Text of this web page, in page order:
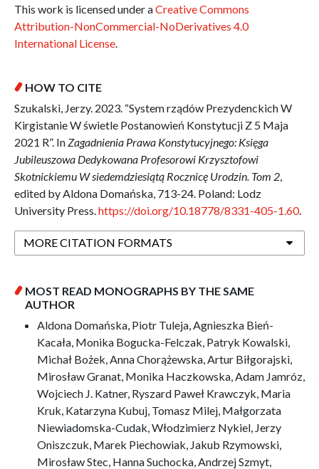
This work is licensed under aCreative Commons
Attribution-NonCommercial-NoDerivatives 4.0
International License.
HOW TO CITE
Szukalski, Jerzy. 2023. “System rządów Prezydenckich W
Kirgistanie W świetle Postanowień Konstytucji Z 5 Maja
2021 R”. InZagadnienia Prawa Konstytucyjnego: Księga
Jubileuszowa Dedykowana Profesorowi Krzysztofowi
Skotnickiemu W siedemdziesiątą Rocznicę Urodzin. Tom 2,
edited by Aldona Domańska, 713-24. Poland: Lodz
University Press.https://doi.org/10.18778/8331-405-1.60.
MORE CITATION FORMATS
MOST READ MONOGRAPHS BY THE SAME
AUTHOR
Aldona Domańska, Piotr Tuleja, Agnieszka Bień-
Kacała, Monika Bogucka-Felczak, Patryk Kowalski,
Michał Bożek, Anna Chorążewska, Artur Biłgorajski,
Mirosław Granat, Monika Haczkowska, Adam Jamróz,
Wojciech J. Katner, Ryszard Paweł Krawczyk, Maria
Kruk, Katarzyna Kubuj, Tomasz Milej, Małgorzata
Niewiadomska-Cudak, Włodzimierz Nykiel, Jerzy
Oniszczuk, Marek Piechowiak, Jakub Rzymowski,
Mirosław Stec, Hanna Suchocka, Andrzej Szmyt,